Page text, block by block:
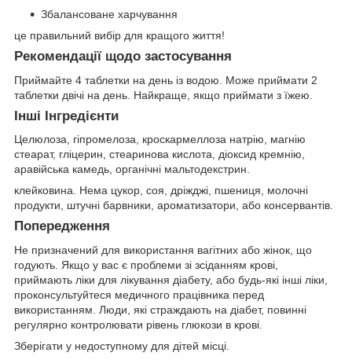
Збалансоване харчування
це правильний вибір для кращого життя!
Рекомендації щодо застосування
Приймайте 4 таблетки на день із водою. Може приймати 2
таблетки двічі на день. Найкраще, якщо приймати з їжею.
Інші Інгредієнти
Целюлоза, гіпромелоза, кроскармеллоза натрію, магнію
стеарат, гліцерин, стеаринова кислота, діоксид кремнію,
аравійська камедь, органічні мальтодекстрин.
клейковина. Нема цукор, соя, дріжджі, пшениця, молочні
продукти, штучні барвники, ароматизатори, або консервантів.
Попередження
Не призначений для використання вагітних або жінок, що
годують. Якщо у вас є проблеми зі зсіданням крові,
приймають ліки для лікування діабету, або будь-які інші ліки,
проконсультуйтеся медичного працівника перед
використанням. Люди, які страждають на діабет, повинні
регулярно контролювати рівень глюкози в крові.
Зберігати у недоступному для дітей місці.